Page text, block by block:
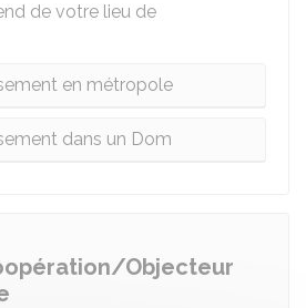
de votre lieu de
en métropole
dans un Dom
Objecteur